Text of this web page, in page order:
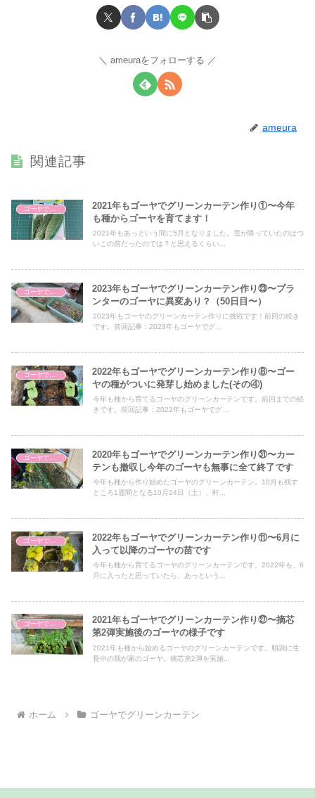
ameuraをフォローする
ameura
関連記事
ゴーヤでグリーンカーテン
2021年もゴーヤでグリーンカーテン作り①〜今年
も種からゴーヤを育てます！
2021年もあっという間に5月となりました。雪が降っていたのはつ
いこの前だったのでは？と思えるくらい...
2023年もゴーヤでグリーンカーテン作り㉓〜プラ
ンターのゴーヤに異変あり？（50日目〜）
2023年もゴーヤのグリーンカーテン作りに挑戦です！前回の続き
です。前回記事：2023年もゴーヤでグ...
2022年もゴーヤでグリーンカーテン作り⑧〜ゴー
ヤの種がついに発芽し始めました(その④)
今年も種から育てるゴーヤのグリーンカーテンです。前回までの続
きです。前回記事：2022年もゴーヤでグ...
2020年もゴーヤでグリーンカーテン作り㉛〜カー
テンも撤収し今年のゴーヤも無事に全て終了です
今年も種から作り始めたゴーヤのグリーンカーテン。10月も残す
ところ1週間となる10月24日（土）、軒...
2022年もゴーヤでグリーンカーテン作り⑪〜6月に
入って以降のゴーヤの苗です
今年も種から育てるゴーヤのグリーンカーテンです。2022年も、6
月に入ったと思っていたら、あっという...
2021年もゴーヤでグリーンカーテン作り㉗〜摘芯
第2弾実施後のゴーヤの様子です
2021年も種から始めるゴーヤのグリーンカーテンです。順調に生
長中の我が家のゴーヤ。摘芯第2弾を実施...
ホーム ゴーヤでグリーンカーテン